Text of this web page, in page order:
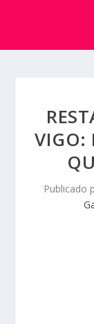
VIGO:
Publicado